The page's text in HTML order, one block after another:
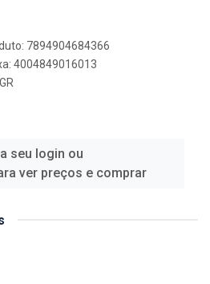
7894904684366
4004849016013
seu login ou
ver preços e comprar